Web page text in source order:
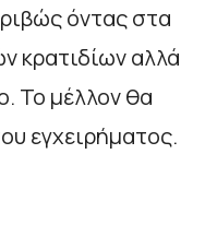
όντας στα
κρατιδίων αλλά
Το μέλλον θα
εγχειρήματος.